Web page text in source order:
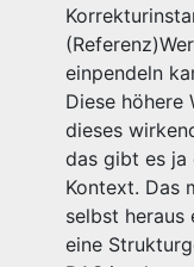
einpendeln
Diese höhere
dieses
das gibt es ja
Kontext. Das
selbst heraus
eine